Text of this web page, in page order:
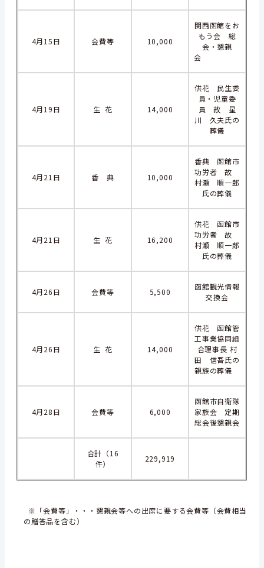
4月15日 会費等 10,000
関西函館をお
もう会 総
会・懇親
会
4月19日 生 花 14,000
供花 民生委
員・児童委
員 故 星
川 久夫氏の
葬儀
4月21日 香 典 10,000
香典 函館市
功労者 故
村瀬 順一郎
氏の葬儀
4月21日 生 花 16,200
供花 函館市
功労者 故
村瀬 順一郎
氏の葬儀
4月26日 会費等 5,500
函館観光情報
交換会
4月26日 生 花 14,000
供花 函館管
工事業協同組
合理事長 村
田 信吾氏の
親族の葬儀
4月28日 会費等 6,000
函館市自衛隊
家族会 定期
総会後懇親会
合計（16
件）
229,919
※「会費等」・・・懇親会等への出席に要する会費等（会費相当
の贈答品を含む）